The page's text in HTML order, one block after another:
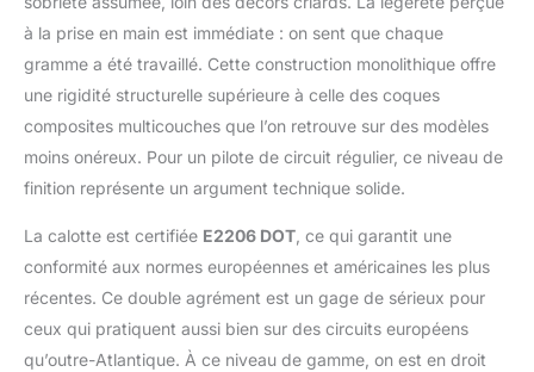
à la prise en main est immédiate : on sent que chaque
gramme a été travaillé. Cette construction monolithique offre
une rigidité structurelle supérieure à celle des coques
composites multicouches que l’on retrouve sur des modèles
moins onéreux. Pour un pilote de circuit régulier, ce niveau de
finition représente un argument technique solide.
La calotte est certifiée E2206 DOT , ce qui garantit une
conformité aux normes européennes et américaines les plus
récentes. Ce double agrément est un gage de sérieux pour
ceux qui pratiquent aussi bien sur des circuits européens
qu’outre-Atlantique. À ce niveau de gamme, on est en droit